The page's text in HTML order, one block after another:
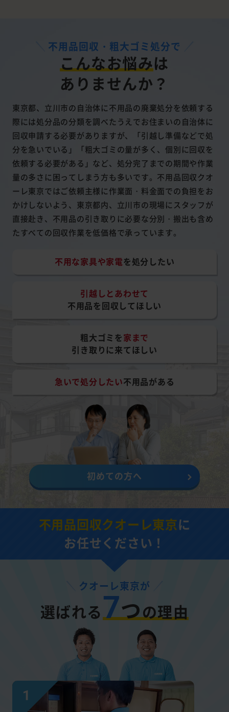
不用品回収・粗大ゴミ処分で
こんなお悩みは
ありませんか？
東京都、立川市の自治体に不用品の廃棄処分を依頼する
際には処分品の分類を調べたうえでお住まいの自治体に
回収申請する必要がありますが、「引越し準備などで処
分を急いでいる」「粗大ゴミの量が多く、個別に回収を
依頼する必要がある」など、処分完了までの期間や作業
量の多さに困ってしまう方も多いです。不用品回収クオ
ーレ東京ではご依頼主様に作業面・料金面での負担をお
かけしないよう、東京都内、立川市の現場にスタッフが
直接赴き、不用品の引き取りに必要な分別・搬出も含め
たすべての回収作業を低価格で承っています。
不用な家具や家電を処分したい
引越しとあわせて
不用品を回収してほしい
粗大ゴミを家まで
引き取りに来てほしい
急いで処分したい不用品がある
初めての方へ
不用品回収クオーレ東京に
お任せください！
クオーレ東京が
選ばれる7つの理由